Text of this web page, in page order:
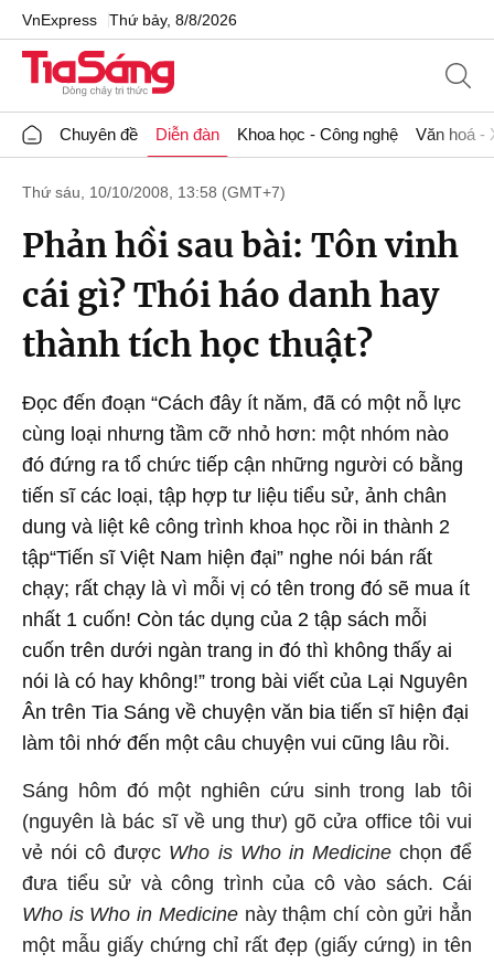
VnExpress Thứ bảy, 8/8/2026
Chuyên đề Diễn đàn Khoa học - Công nghệ Văn hoá -
Thứ sáu, 10/10/2008, 13:58 (GMT+7)
Phản hồi sau bài: Tôn vinh
cái gì? Thói háo danh hay
thành tích học thuật?
Đọc đến đoạn “Cách đây ít năm, đã có một nỗ lực
cùng loại nhưng tầm cỡ nhỏ hơn: một nhóm nào
đó đứng ra tổ chức tiếp cận những người có bằng
tiến sĩ các loại, tập hợp tư liệu tiểu sử, ảnh chân
dung và liệt kê công trình khoa học rồi in thành 2
tập“Tiến sĩ Việt Nam hiện đại” nghe nói bán rất
chạy; rất chạy là vì mỗi vị có tên trong đó sẽ mua ít
nhất 1 cuốn! Còn tác dụng của 2 tập sách mỗi
cuốn trên dưới ngàn trang in đó thì không thấy ai
nói là có hay không!” trong bài viết của Lại Nguyên
Ân trên Tia Sáng về chuyện văn bia tiến sĩ hiện đại
làm tôi nhớ đến một câu chuyện vui cũng lâu rồi.
Sáng hôm đó một nghiên cứu sinh trong lab tôi
(nguyên là bác sĩ về ung thư) gõ cửa office tôi vui
vẻ nói cô được Who is Who in Medicinechọn để
đưa tiểu sử và công trình của cô vào sách. Cái
Who is Who in Medicinenày thậm chí còn gửi hẳn
một mẫu giấy chứng chỉ rất đẹp (giấy cứng) in tên